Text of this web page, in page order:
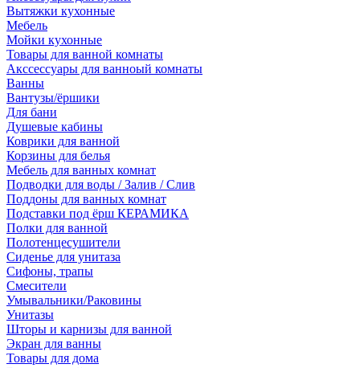
Вытяжки кухонные
Мебель
Мойки кухонные
Товары для ванной комнаты
Акссессуары для ванноый комнаты
Ванны
Вантузы/ёршики
Для бани
Душевые кабины
Коврики для ванной
Корзины для белья
Мебель для ванных комнат
Подводки для воды / Залив / Слив
Поддоны для ванных комнат
Подставки под ёрш КЕРАМИКА
Полки для ванной
Полотенцесушители
Сиденье для унитаза
Сифоны, трапы
Смесители
Умывальники/Раковины
Унитазы
Шторы и карнизы для ванной
Экран для ванны
Товары для дома